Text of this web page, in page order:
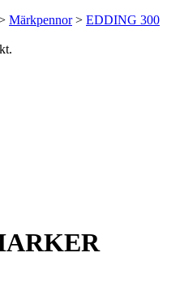
Märkpennor> EDDING 300